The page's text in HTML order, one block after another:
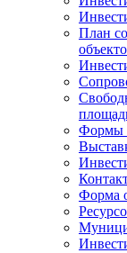
План
Формы
Форма